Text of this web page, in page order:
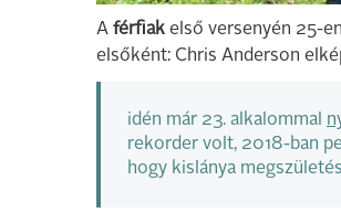
A férfiak első versenyén 25-
elsőként: Chris Anderson
idén már 23. alkalommal
rekorder volt, 2018-ban
hogy kislánya